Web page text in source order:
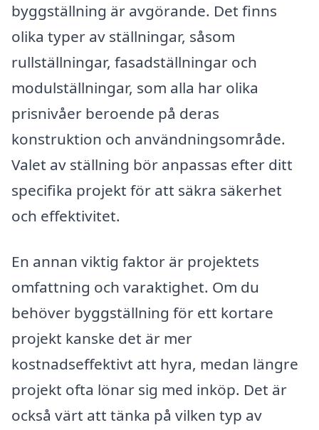
byggställning är avgörande. Det finns
olika typer av ställningar, såsom
rullställningar, fasadställningar och
modulställningar, som alla har olika
prisnivåer beroende på deras
konstruktion och användningsområde.
Valet av ställning bör anpassas efter ditt
specifika projekt för att säkra säkerhet
och effektivitet.
En annan viktig faktor är projektets
omfattning och varaktighet. Om du
behöver byggställning för ett kortare
projekt kanske det är mer
kostnadseffektivt att hyra, medan längre
projekt ofta lönar sig med inköp. Det är
också värt att tänka på vilken typ av